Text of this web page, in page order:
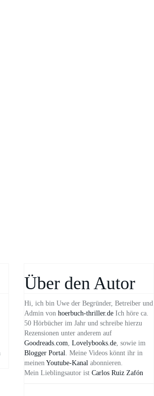
Über den Autor
Hi, ich bin Uwe der Begründer, Betreiber und
Admin von hoerbuch-thriller.de Ich höre ca.
50 Hörbücher im Jahr und schreibe hierzu
Rezensionen unter anderem auf
Goodreads.com, Lovelybooks.de, sowie im
Blogger Portal. Meine Videos könnt ihr in
meinen Youtube-Kanal abonnieren.
Mein Lieblingsautor ist Carlos Ruiz Zafón